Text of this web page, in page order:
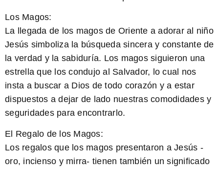
Los Magos:
La llegada de los magos de Oriente a adorar al niño
Jesús simboliza la búsqueda sincera y constante de
la verdad y la sabiduría. Los magos siguieron una
estrella que los condujo al Salvador, lo cual nos
insta a buscar a Dios de todo corazón y a estar
dispuestos a dejar de lado nuestras comodidades y
seguridades para encontrarlo.
El Regalo de los Magos:
Los regalos que los magos presentaron a Jesús -
oro, incienso y mirra- tienen también un significado